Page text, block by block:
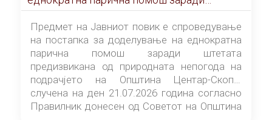
штетата предизвикана од природната
непогода на подрачјето на Општина
Центар-Скопје случена на ден 21.07.2026
година
Предмет на Јавниот повик е спроведување
на постапка за доделување на еднократна
парична помош заради штетата
предизвикана од природната непогода на
подрачјето на Општина Центар-Скопје
случена на ден 21.07.2026 година согласно
Правилник донесен од Советот на Општина